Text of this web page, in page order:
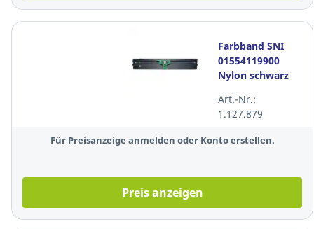
Farbband SNI
01554119900
Nylon schwarz
Art.-Nr.:
1.127.879
Für Preisanzeige anmelden oder Konto erstellen.
Preis anzeigen